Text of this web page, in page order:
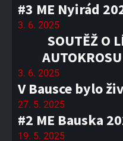
#3 ME Nyirád
3. 6. 2025
SOUTĚŽ O
3. 6. 2025
V Bausce bylo
27. 5. 2025
#2 ME Bauska
19. 5. 2025